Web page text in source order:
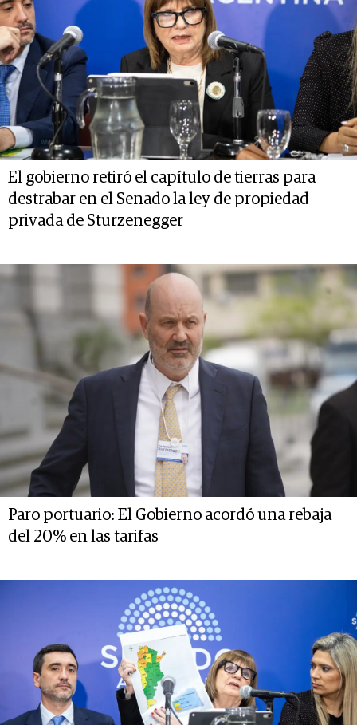
El gobierno retiró el capítulo de tierras para
destrabar en el Senado la ley de propiedad
privada de Sturzenegger
Paro portuario: El Gobierno acordó una rebaja
del 20% en las tarifas